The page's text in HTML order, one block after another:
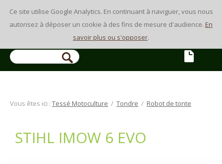
Ce site utilise Google Analytics. En continuant à naviguer, vous nous
autorisez à déposer un cookie à des fins de mesure d'audience. En
savoir plus ou s'opposer.
Vous êtes ici : Tessé Motoculture / Tondre / Robot de tonte
STIHL IMOW 6 EVO